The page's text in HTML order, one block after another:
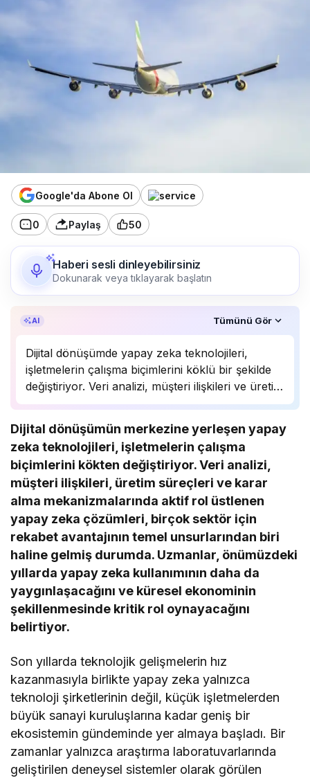
Google'da Abone Ol
0 Paylaş 50
Haberi sesli dinleyebilirsiniz
Dokunarak veya tıklayarak başlatın
AI Tümünü Gör
Dijital dönüşümde yapay zeka teknolojileri,
işletmelerin çalışma biçimlerini köklü bir şekilde
değiştiriyor. Veri analizi, müşteri ilişkileri ve üretim
süreçlerinde önemli bir rol oynayan yapay zeka,
Uzmanlar, bu teknolojinin önümüzdeki yıllarda
daha da yaygınlaşarak…
Dijital dönüşümün merkezine yerleşen yapay
zeka teknolojileri, işletmelerin çalışma
biçimlerini kökten değiştiriyor. Veri analizi,
müşteri ilişkileri, üretim süreçleri ve karar
alma mekanizmalarında aktif rol üstlenen
yapay zeka çözümleri, birçok sektör için
rekabet avantajının temel unsurlarından biri
haline gelmiş durumda. Uzmanlar, önümüzdeki
yıllarda yapay zeka kullanımının daha da
yaygınlaşacağını ve küresel ekonominin
şekillenmesinde kritik rol oynayacağını
belirtiyor.
Son yıllarda teknolojik gelişmelerin hız
kazanmasıyla birlikte yapay zeka yalnızca
teknoloji şirketlerinin değil, küçük işletmelerden
büyük sanayi kuruluşlarına kadar geniş bir
ekosistemin gündeminde yer almaya başladı. Bir
zamanlar yalnızca araştırma laboratuvarlarında
geliştirilen deneysel sistemler olarak görülen